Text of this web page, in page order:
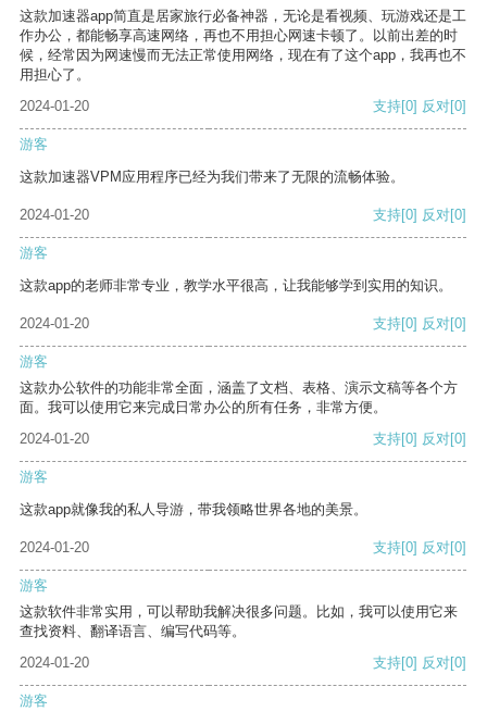
这款加速器app简直是居家旅行必备神器，无论是看视频、玩游戏还是工
作办公，都能畅享高速网络，再也不用担心网速卡顿了。以前出差的时
候，经常因为网速慢而无法正常使用网络，现在有了这个app，我再也不
用担心了。
2024-01-20
支持[0] 反对[0]
游客
这款加速器VPM应用程序已经为我们带来了无限的流畅体验。
2024-01-20 支持[0] 反对[0]
游客
这款app的老师非常专业，教学水平很高，让我能够学到实用的知识。
2024-01-20 支持[0] 反对[0]
游客
这款办公软件的功能非常全面，涵盖了文档、表格、演示文稿等各个方
面。我可以使用它来完成日常办公的所有任务，非常方便。
2024-01-20
支持[0] 反对[0]
游客
这款app就像我的私人导游，带我领略世界各地的美景。
2024-01-20 支持[0] 反对[0]
游客
这款软件非常实用，可以帮助我解决很多问题。比如，我可以使用它来
查找资料、翻译语言、编写代码等。
2024-01-20
支持[0] 反对[0]
游客